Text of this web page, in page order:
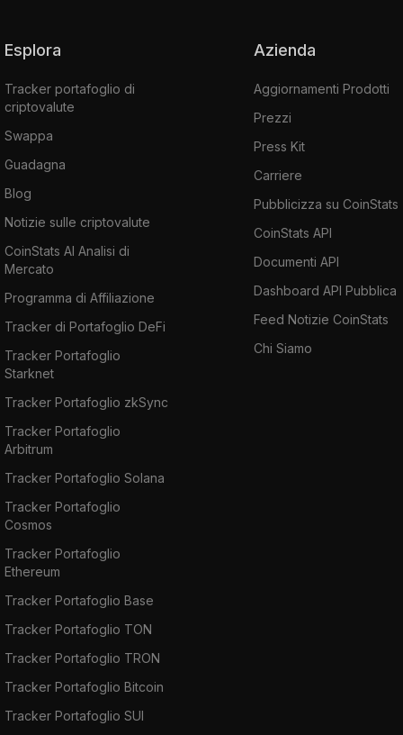
Esplora
Tracker portafoglio di
criptovalute
Swappa
Guadagna
Blog
Notizie sulle criptovalute
CoinStats AI Analisi di
Mercato
Programma di Affiliazione
Tracker di Portafoglio DeFi
Tracker Portafoglio
Starknet
Tracker Portafoglio zkSync
Tracker Portafoglio
Arbitrum
Tracker Portafoglio Solana
Tracker Portafoglio
Cosmos
Tracker Portafoglio
Ethereum
Tracker Portafoglio Base
Tracker Portafoglio TON
Tracker Portafoglio TRON
Tracker Portafoglio Bitcoin
Tracker Portafoglio SUI
Azienda
Aggiornamenti Prodotti
Prezzi
Press Kit
Carriere
Pubblicizza su CoinStats
CoinStats API
Documenti API
Dashboard API Pubblica
Feed Notizie CoinStats
Chi Siamo